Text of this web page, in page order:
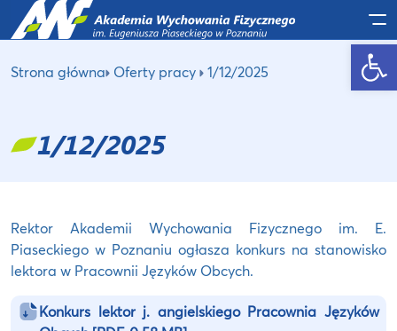
Otwórz pasek narzędzi
Strona główna Oferty pracy 1/12/2025
1/12/2025
Rektor Akademii Wychowania Fizycznego im. E.
Piaseckiego w Poznaniu ogłasza konkurs na stanowisko
lektora w Pracownii Języków Obcych.
Konkurs lektor j. angielskiego Pracownia Języków